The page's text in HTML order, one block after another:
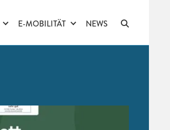
E-MOBILITÄT NEWS